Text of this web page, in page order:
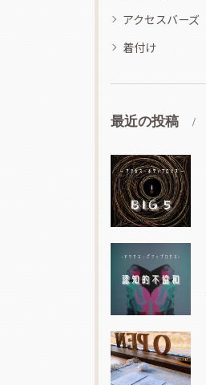
アクセスバーズ
着付け
最近の投稿